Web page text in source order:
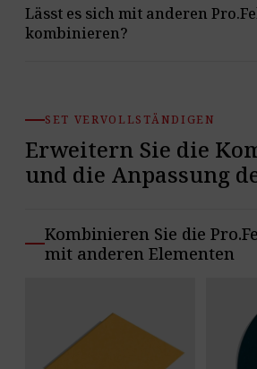
Nein. Wir veröffentlichen das
Absorptionsgrads α, doch dem
Lässt es sich mit anderen
kombinieren?
einer Komposition gedacht.
SET VERVOLLSTÄNDIGEN
Erweitern Sie die
und die Anpassung
Kombinieren Sie die
mit anderen Elementen